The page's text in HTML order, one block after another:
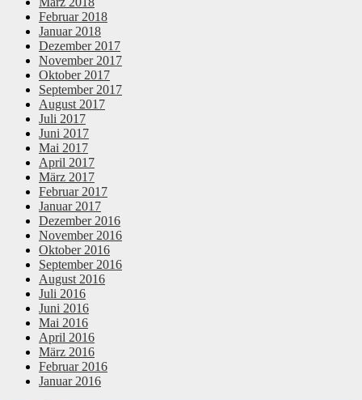
Februar 2018
Januar 2018
Dezember 2017
November 2017
Oktober 2017
September 2017
August 2017
Juli 2017
Juni 2017
Mai 2017
April 2017
März 2017
Februar 2017
Januar 2017
Dezember 2016
November 2016
Oktober 2016
September 2016
August 2016
Juli 2016
Juni 2016
Mai 2016
April 2016
März 2016
Februar 2016
Januar 2016